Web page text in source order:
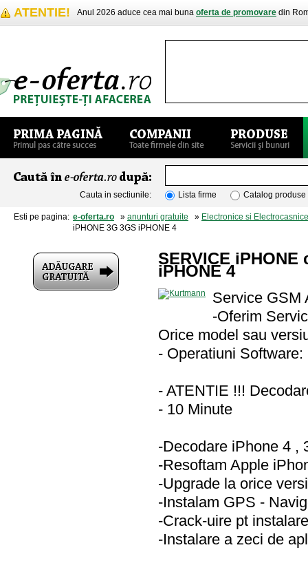
ATENTIE! Anul 2026 aduce cea mai buna oferta de promovare din
Cauta in sectiunile: Lista firme Catalog produse
Esti pe pagina: e-oferta.ro » anunturi gratuite » Electronice si Electrocasnice
iPHONE 3G 3GS iPHONE 4
SERVICE iPHONE
iPHONE 4
Service GSM
-Oferim
Orice model sau
- Operatiuni Software:
- ATENTIE !!!
- 10 Minute
-Decodare iPhone 4 ,
-Resoftam Apple
-Upgrade la orice
-Instalam GPS -
-Crack-uire pt
-Instalare a zeci de